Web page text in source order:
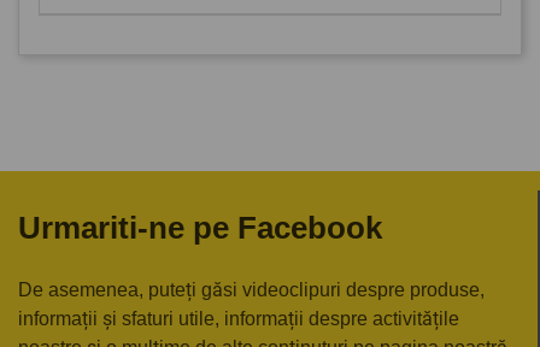
Urmariti-ne pe Facebook
De asemenea, puteți găsi videoclipuri despre produse,
informații și sfaturi utile, informații despre activitățile